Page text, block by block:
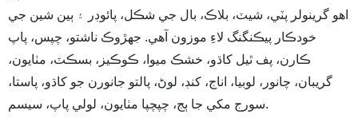
اهو گرينولر پٽي، شيٽ، بلاڪ، بال جي شڪل، پائوڊر ۽ ٻين شين جي
خودڪار پيڪنگنگ لاءِ موزون آهي. جهڙوڪ ناشتو، چپس، پاپ
ڪارن، پف ٿيل کاڌو، خشڪ ميوا، ڪوڪيز، بسڪٽ، مٺايون،
گريبان، چانور، لوبيا، اناج، کنڊ، لوڻ، پالتو جانورن جو کاڌو، پاستا،
سورج مکي جا ٻج، چپچپا مٺايون، لولي پاپ، سيسم.